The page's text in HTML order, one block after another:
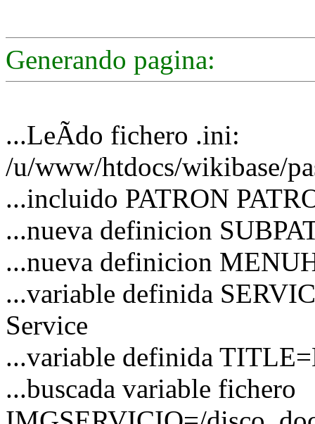
Generando pagina:
...LeÃ­do fichero .ini:
/u/www/htdocs/wikibase/
...incluido PATRON
...nueva definicion
...nueva definicion
...variable definida
Service
...variable definida
...buscada variable fichero